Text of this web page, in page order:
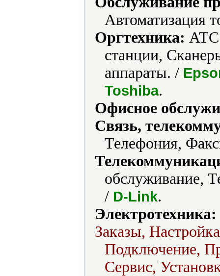
Автоматизация
Оргтехника: АТС
станции,
аппараты. /
Toshiba.
Офисное
Связь,
Телефония,
обслуживание,
/ D-Link.
Электротехника:
Заказы,
Подключение,
Сервис,